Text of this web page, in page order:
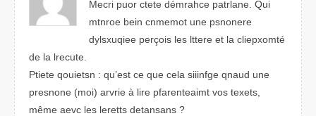
Mecri pour cette démrahce pnaatlre. Qui
mtnroe bien cnmmeot une ponnsere
dyuqeslxie perçois les ltrtee et la cliemoxpté
de la lrcuete.
Peitte qouietsn : qu’est ce que cela sgnifiie qnaud une
prsnonee (moi) arvire à lire pfarenetmiat vos txeets,
même aevc les leretts dnansates ?